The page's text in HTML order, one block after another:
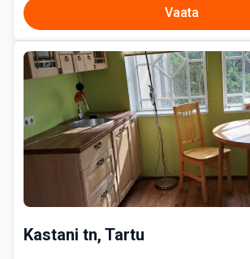
Vaata
Kastani tn, Tartu